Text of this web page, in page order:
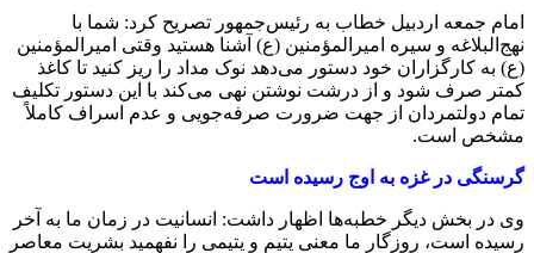
امام جمعه اردبیل خطاب به رئیس‌جمهور تصریح کرد: شما با
نهج‌البلاغه و سیره امیرالمؤمنین (ع) آشنا هستید وقتی امیرالمؤمنین
(ع) به کارگزاران خود دستور می‌دهد نوک مداد را ریز کنید تا کاغذ
کمتر صرف شود و از درشت نوشتن نهی می‌کند با این دستور تکلیف
تمام دولتمردان از جهت ضرورت صرفه‌جویی و عدم اسراف کاملاً
مشخص است.
گرسنگی در غزه به اوج رسیده است
وی در بخش دیگر خطبه‌ها اظهار داشت: انسانیت در زمان ما به آخر
رسیده است، روزگار ما معنی یتیم و یتیمی را نفهمید بشریت معاصر